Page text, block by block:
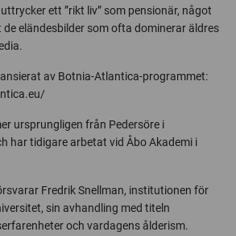
ett ”rikt liv” som pensionär, något
eländesbilder som ofta dominerar äldres
av Botnia-Atlantica-programmet:
ursprungligen från Pedersöre i
har tidigare arbetat vid Åbo Akademi i
Fredrik Snellman, institutionen för
sin avhandling med titeln
och vardagens ålderism.